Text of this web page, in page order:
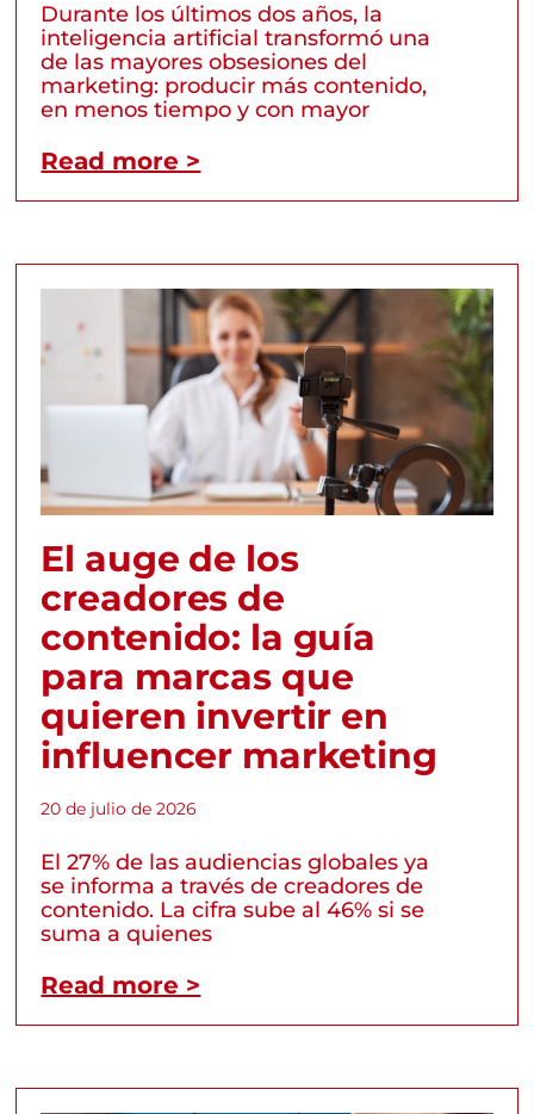
Durante los últimos dos años, la
inteligencia artificial transformó una
de las mayores obsesiones del
marketing: producir más contenido,
en menos tiempo y con mayor
Read more >
El auge de los
creadores de
contenido: la guía
para marcas que
quieren invertir en
influencer marketing
20 de julio de 2026
El 27% de las audiencias globales ya
se informa a través de creadores de
contenido. La cifra sube al 46% si se
suma a quienes
Read more >